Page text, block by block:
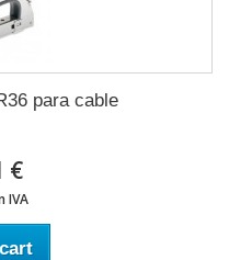
para cable
€
IVA